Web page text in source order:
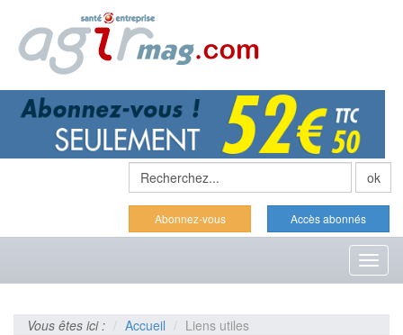
Abonnez-vous Accès abonnés
Vous êtes ici : Accueil Liens utiles